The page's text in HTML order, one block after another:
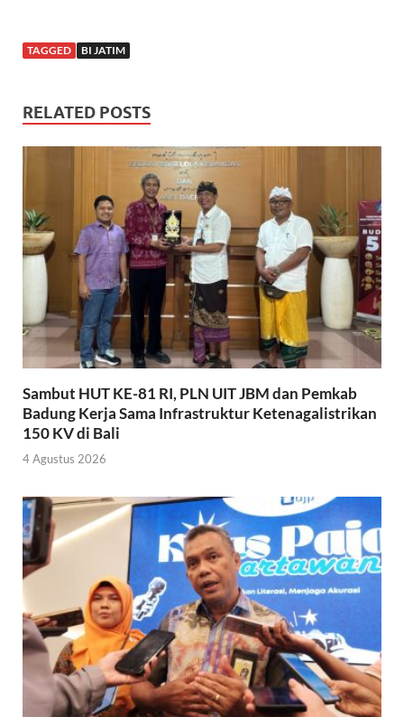
TAGGED BI JATIM
RELATED POSTS
Sambut HUT KE-81 RI, PLN UIT JBM dan Pemkab
Badung Kerja Sama Infrastruktur Ketenagalistrikan
150 KV di Bali
4 Agustus 2026